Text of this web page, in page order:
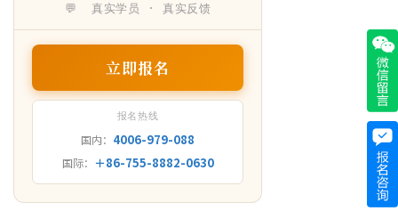
💬 真实学员 · 真实反馈
立即报名
报名热线
国内： 4006-979-088
国际： ＋86-755-8882-0630